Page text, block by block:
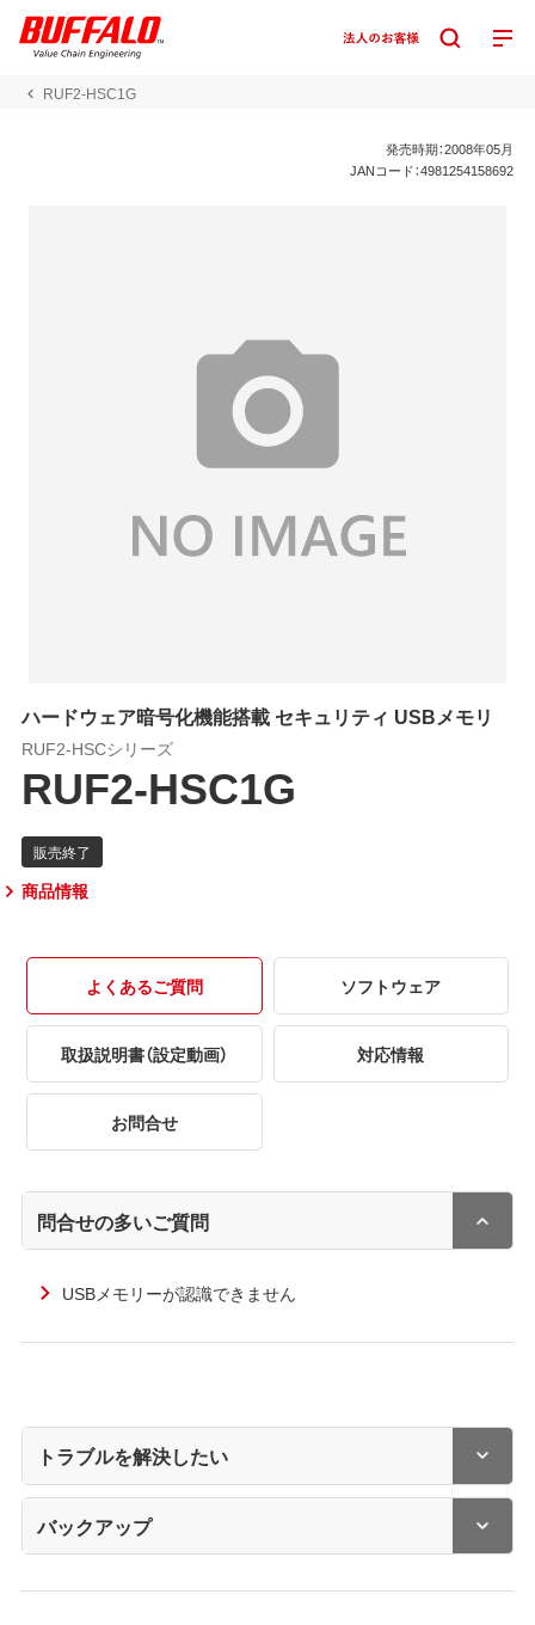
RUF2-HSC1G
発売時期：2008年05月
JANコード：4981254158692
ハードウェア暗号化機能搭載 セキュリティ USBメモリ
RUF2-HSCシリーズ
RUF2-HSC1G
商品情報
よくあるご質問 ソフトウェア
取扱説明書（設定動画） 対応情報
お問合せ
問合せの多いご質問
USBメモリーが認識できません
トラブルを解決したい
バックアップ